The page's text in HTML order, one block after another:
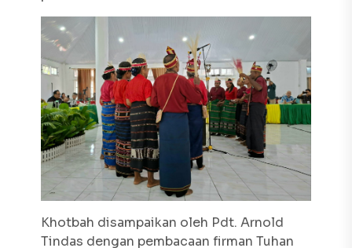
Khotbah disampaikan oleh Pdt. Arnold
Tindas dengan pembacaan firman Tuhan